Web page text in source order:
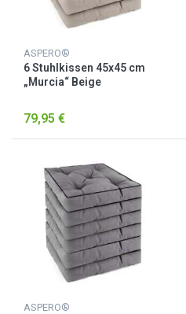
ASPERO®
6 Stuhlkissen 45x45 cm
„Murcia“ Beige
79,95 €
ASPERO®